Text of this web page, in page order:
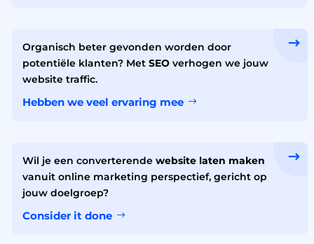
Organisch beter gevonden worden door
potentiële klanten? Met SEOverhogen we jouw
website traffic.
Hebben we veel ervaring mee
Wil je een converterende website laten maken
vanuit online marketing perspectief, gericht op
jouw doelgroep?
Consider it done